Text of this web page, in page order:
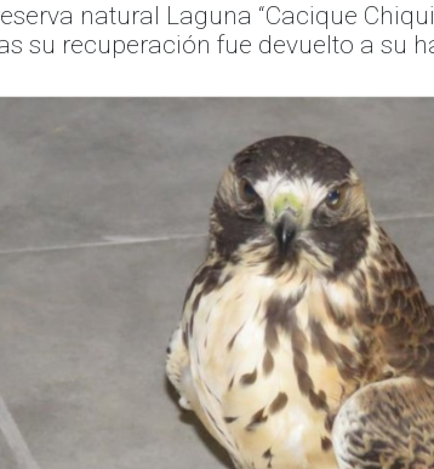
natural Laguna “Cacique
su recuperación fue devuelto a su